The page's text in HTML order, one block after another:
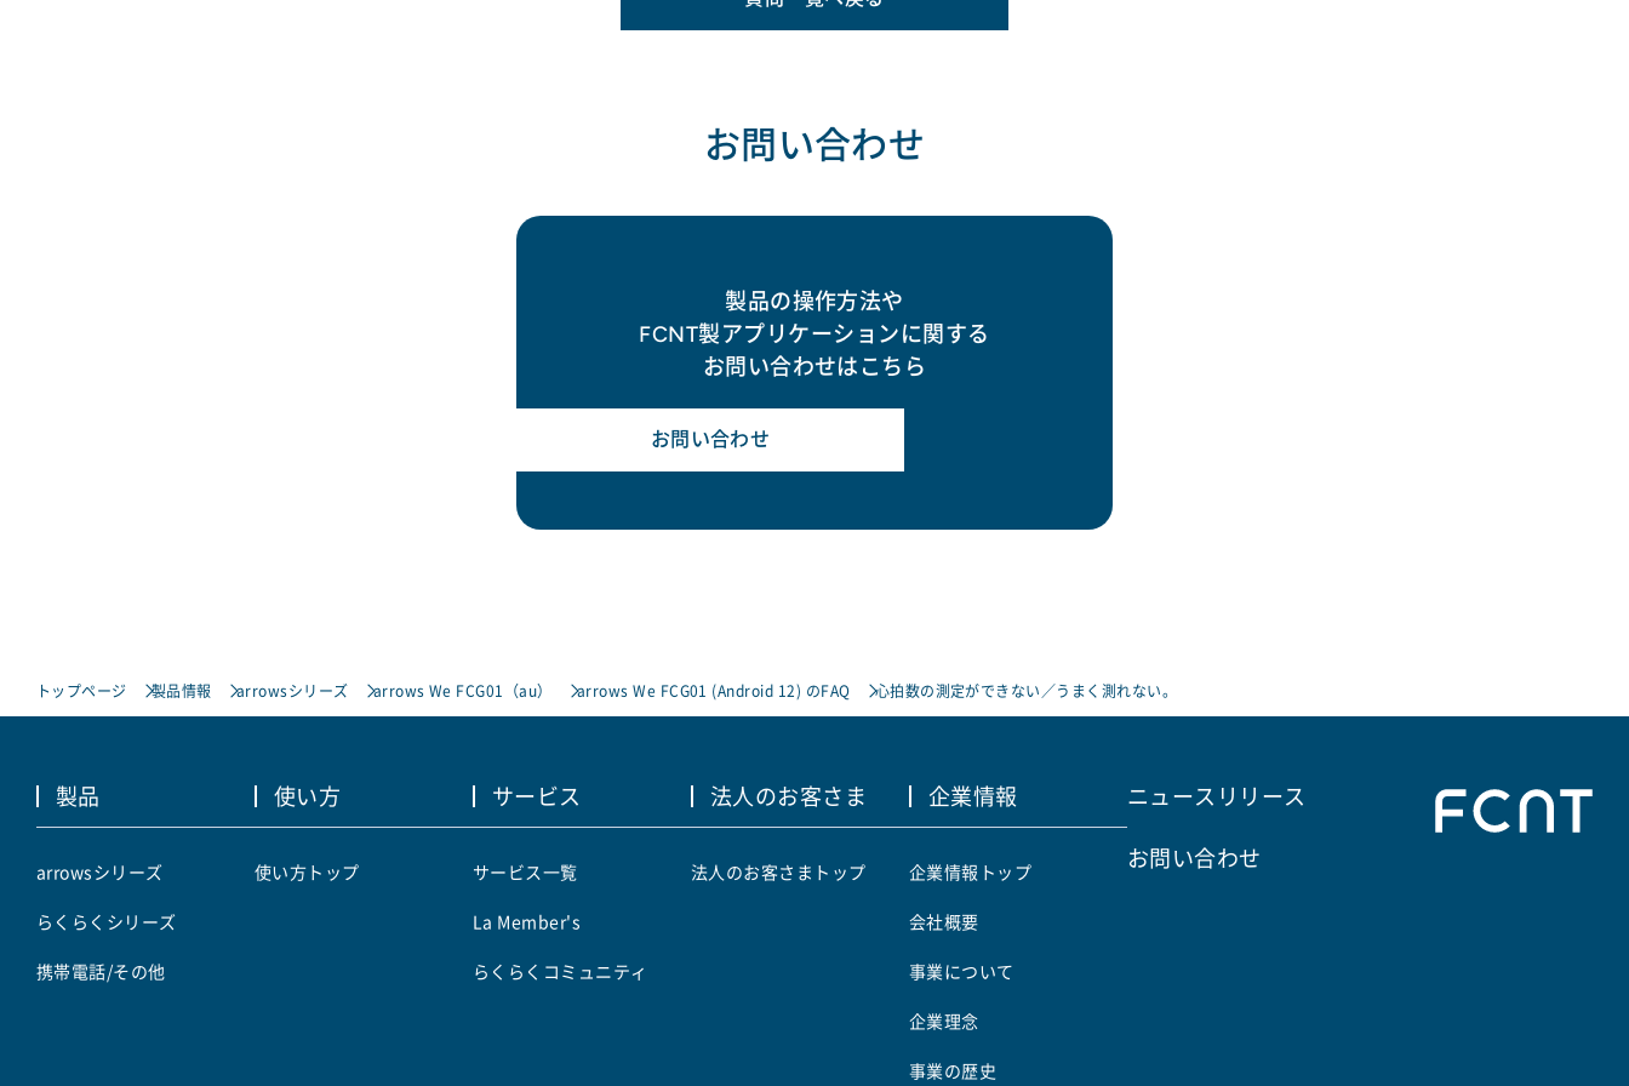
お問い合わせ
製品の操作方法や
FCNT製アプリケーションに関する
お問い合わせはこちら
お問い合わせ
トップページ 製品情報 arrowsシリーズ arrows We FCG01（au） arrows We FCG01 (Android 12) のFAQ 心拍数の測定ができない／うまく測れない。
製品
arrowsシリーズ
らくらくシリーズ
携帯電話/その他
使い方
使い方トップ
サービス
サービス一覧
La Member's
らくらくコミュニティ
法人のお客さま
法人のお客さまトップ
企業情報
企業情報トップ
会社概要
事業について
企業理念
事業の歴史
ニュースリリース
お問い合わせ